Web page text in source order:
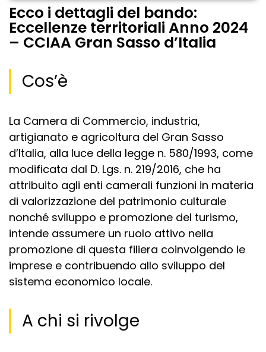
Ecco i dettagli del bando:
Eccellenze territoriali Anno 2024
– CCIAA Gran Sasso d’Italia
Cos’è
La Camera di Commercio, industria,
artigianato e agricoltura del Gran Sasso
d’Italia, alla luce della legge n. 580/1993, come
modificata dal D. Lgs. n. 219/2016, che ha
attribuito agli enti camerali funzioni in materia
di valorizzazione del patrimonio culturale
nonché sviluppo e promozione del turismo,
intende assumere un ruolo attivo nella
promozione di questa filiera coinvolgendo le
imprese e contribuendo allo sviluppo del
sistema economico locale.
A chi si rivolge